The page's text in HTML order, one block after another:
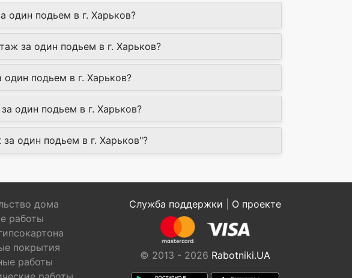
один подьем в г. Харьков?
за один подьем в г. Харьков?
подьем в г. Харьков?
один подьем в г. Харьков?
один подьем в г. Харьков"?
дома
работы
покрытия
работы
Служба поддержки О проекте
© 2013 - 2026 Rabotniki.UA